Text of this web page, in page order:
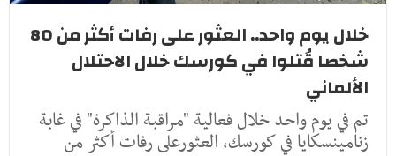
خلال يوم واحد.. العثور على رفات أكثر من 80
شخصا قُتلوا في كورسك خلال الاحتلال
الألماني
تم في يوم واحد خلال فعالية "مراقبة الذاكرة" في غابة
زنامينسكايا في كورسك، العثورعلى رفات أكثر من